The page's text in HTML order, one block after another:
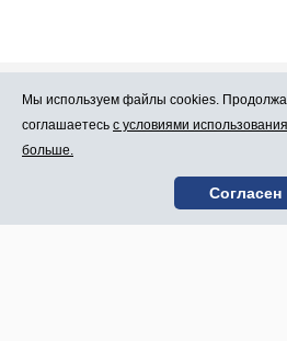
Про Atlants.lv
Контакты
Мы используем файлы cookies.
соглашаетесь с условиями
больше.
Согласен